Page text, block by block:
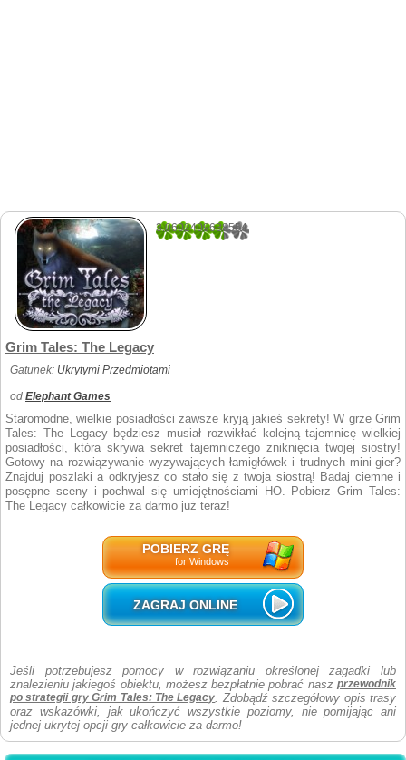
3.0602409638554
Grim Tales: The Legacy
Gatunek: Ukrytymi Przedmiotami
od Elephant Games
Staromodne, wielkie posiadłości zawsze kryją jakieś sekrety! W grze Grim
Tales: The Legacy będziesz musiał rozwikłać kolejną tajemnicę wielkiej
posiadłości, która skrywa sekret tajemniczego zniknięcia twojej siostry!
Gotowy na rozwiązywanie wyzywających łamigłówek i trudnych mini-gier?
Znajduj poszlaki a odkryjesz co stało się z twoja siostrą! Badaj ciemne i
posępne sceny i pochwal się umiejętnościami HO. Pobierz Grim Tales:
The Legacy całkowicie za darmo już teraz!
POBIERZ GRĘ
for Windows
ZAGRAJ ONLINE
Jeśli potrzebujesz pomocy w rozwiązaniu określonej zagadki lub
znalezieniu jakiegoś obiektu, możesz bezpłatnie pobrać nasz przewodnik
po strategii gry Grim Tales: The Legacy. Zdobądź szczegółowy opis trasy
oraz wskazówki, jak ukończyć wszystkie poziomy, nie pomijając ani
jednej ukrytej opcji gry całkowicie za darmo!